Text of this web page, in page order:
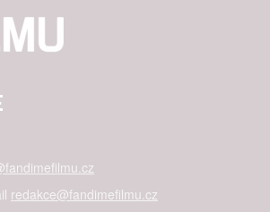
redakce@fandimefilmu.cz